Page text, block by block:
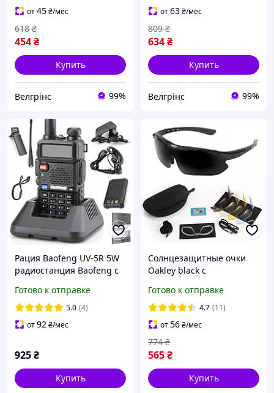
от45₴/мес
454₴
618 ₴
Купить
Велгрінс 99%
от63₴/мес
634₴
809 ₴
Купить
Велгрінс 99%
Рация Baofeng UV-5R 5W
радиостанция Baofeng с
Готово к отправке
5.0 (4)
от92₴/мес
925₴
Купить
Солнцезащитные очки
Oakley black с
size+.PeremogaUA
Готово к отправке
4.7 (11)
от56₴/мес
565₴
774 ₴
Купить